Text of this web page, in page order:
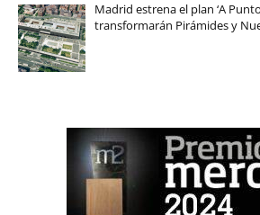
Madrid estrena el plan ‘A
transformarán Pirámides y